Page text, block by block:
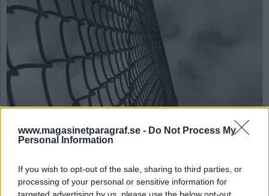
www.magasinetparagraf.se - Do Not Process My
Personal Information
If you wish to opt-out of the sale, sharing to third parties, or
processing of your personal or sensitive information for
targeted advertising by us, please use the below opt-out
Även dömdas anhöriga
är brottsoffer
Publicerad 2026-05-17